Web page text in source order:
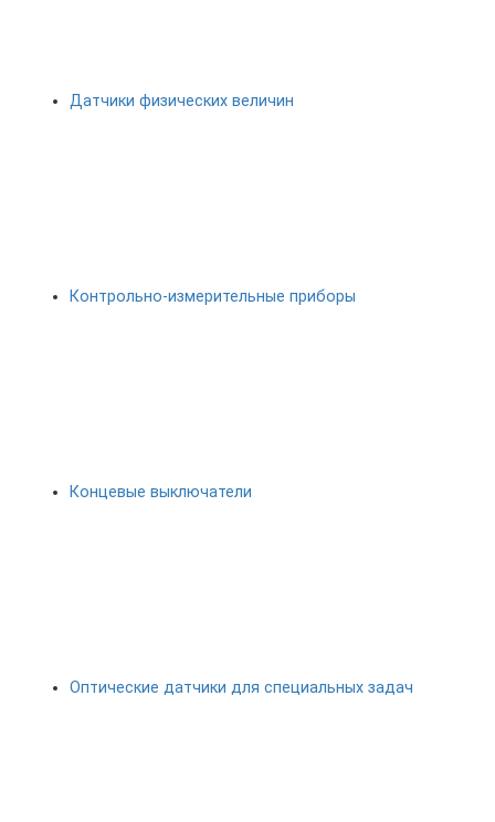
Датчики физических величин
Контрольно-измерительные приборы
Концевые выключатели
Оптические датчики для специальных задач